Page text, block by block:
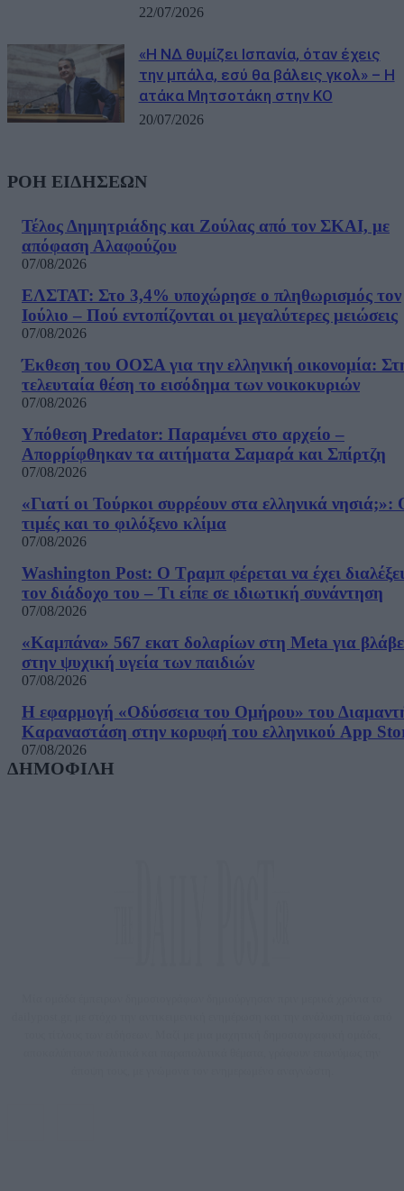
22/07/2026
«Η ΝΔ θυμίζει Ισπανία, όταν έχεις
την μπάλα, εσύ θα βάλεις γκολ» – Η
ατάκα Μητσοτάκη στην ΚΟ
20/07/2026
ΡΟΗ ΕΙΔΗΣΕΩΝ
Τέλος Δημητριάδης και Ζούλας από τον ΣΚΑΙ, με
απόφαση Αλαφούζου
07/08/2026
ΕΛΣΤΑΤ: Στο 3,4% υποχώρησε ο πληθωρισμός τον
Ιούλιο – Πού εντοπίζονται οι μεγαλύτερες μειώσεις
07/08/2026
Έκθεση του ΟΟΣΑ για την ελληνική οικονομία:
τελευταία θέση το εισόδημα των νοικοκυριών
07/08/2026
Υπόθεση Predator: Παραμένει στο αρχείο –
Απορρίφθηκαν τα αιτήματα Σαμαρά και Σπίρτζη
07/08/2026
«Γιατί οι Τούρκοι συρρέουν στα ελληνικά νησιά;»:
τιμές και το φιλόξενο κλίμα
07/08/2026
Washington Post: Ο Τραμπ φέρεται να έχει διαλέξει
τον διάδοχο του – Τι είπε σε ιδιωτική συνάντηση
07/08/2026
«Καμπάνα» 567 εκατ δολαρίων στη Meta για
στην ψυχική υγεία των παιδιών
07/08/2026
Η εφαρμογή «Οδύσσεια του Ομήρου» του
Καραναστάση στην κορυφή του ελληνικού App
07/08/2026
ΔΗΜΟΦΙΛΗ